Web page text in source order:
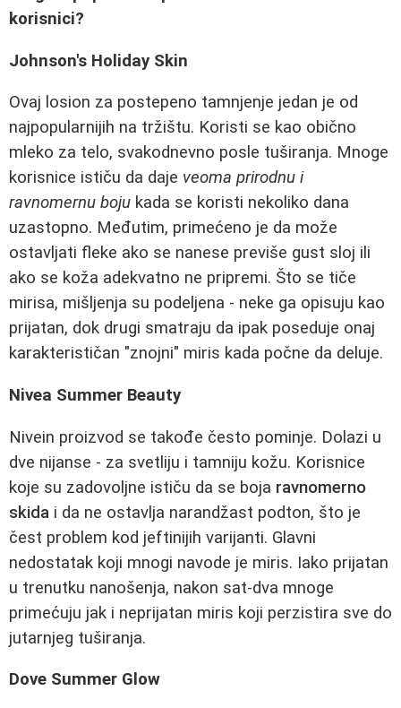
korisnici?
Johnson's Holiday Skin
Ovaj losion za postepeno tamnjenje jedan je od
najpopularnijih na tržištu. Koristi se kao obično
mleko za telo, svakodnevno posle tuširanja. Mnoge
korisnice ističu da daje veoma prirodnu i
ravnomernu boju kada se koristi nekoliko dana
uzastopno. Međutim, primećeno je da može
ostavljati fleke ako se nanese previše gust sloj ili
ako se koža adekvatno ne pripremi. Što se tiče
mirisa, mišljenja su podeljena - neke ga opisuju kao
prijatan, dok drugi smatraju da ipak poseduje onaj
karakterističan "znojni" miris kada počne da deluje.
Nivea Summer Beauty
Nivein proizvod se takođe često pominje. Dolazi u
dve nijanse - za svetliju i tamniju kožu. Korisnice
koje su zadovoljne ističu da se boja ravnomerno
skida i da ne ostavlja narandžast podton, što je
čest problem kod jeftinijih varijanti. Glavni
nedostatak koji mnogi navode je miris. Iako prijatan
u trenutku nanošenja, nakon sat-dva mnoge
primećuju jak i neprijatan miris koji perzistira sve do
jutarnjeg tuširanja.
Dove Summer Glow